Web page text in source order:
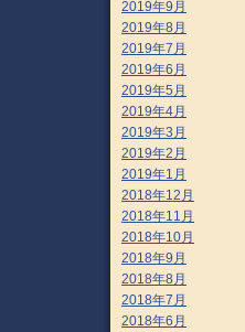
2019年9月
2019年8月
2019年7月
2019年6月
2019年5月
2019年4月
2019年3月
2019年2月
2019年1月
2018年12月
2018年11月
2018年10月
2018年9月
2018年8月
2018年7月
2018年6月